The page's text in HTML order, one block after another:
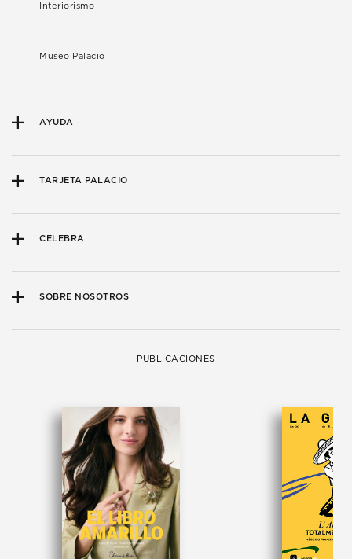
Interiorismo
Museo Palacio
AYUDA
TARJETA PALACIO
CELEBRA
SOBRE NOSOTROS
PUBLICACIONES